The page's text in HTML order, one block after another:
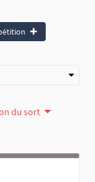
du sort